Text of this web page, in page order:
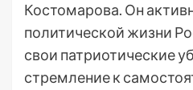
Костомарова. Он
политической жизни
свои патриотические
стремление к